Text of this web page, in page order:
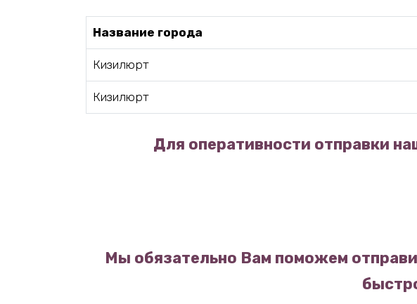
Название города
Кизилюрт
Кизилюрт
Для оперативности отправки
Мы обязательно Вам поможем